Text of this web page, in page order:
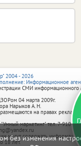
без изменения
2004 - 2026
Информационное
СМИ информационного
04 марта 2009г.
Нарыков А. Н.
на правах рекламы.
"Умный маркетинг" тел. 7-910-
могут содержать
18 лет.